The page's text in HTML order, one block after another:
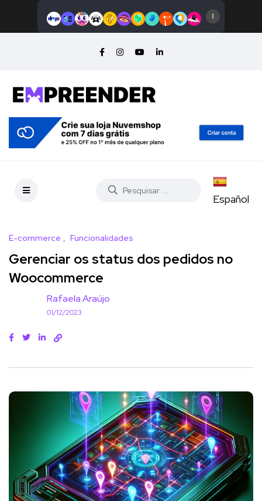
Español
E-commerce Funcionalidades
Gerenciar os status dos pedidos no
Woocommerce
Rafaela Araújo
01/12/2023